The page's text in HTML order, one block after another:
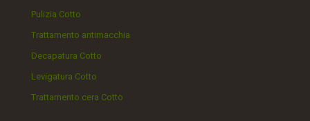
Pulizia Cotto
Trattamento antimacchia
Decapatura Cotto
Levigatura Cotto
Trattamento cera Cotto